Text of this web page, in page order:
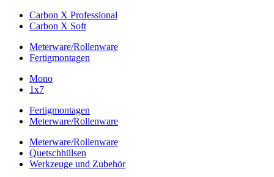
Carbon X Professional
Carbon X Soft
Meterware/Rollenware
Fertigmontagen
Mono
1x7
Fertigmontagen
Meterware/Rollenware
Meterware/Rollenware
Quetschhülsen
Werkzeuge und Zubehör